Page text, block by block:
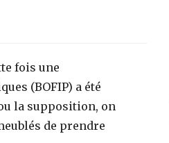
fois une
(BOFIP) a été
la supposition, on
de prendre